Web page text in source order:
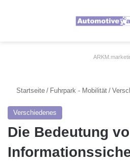
Startseite / Fuhrpark - Mobilität /
Verschiedenes
Die Bedeutung